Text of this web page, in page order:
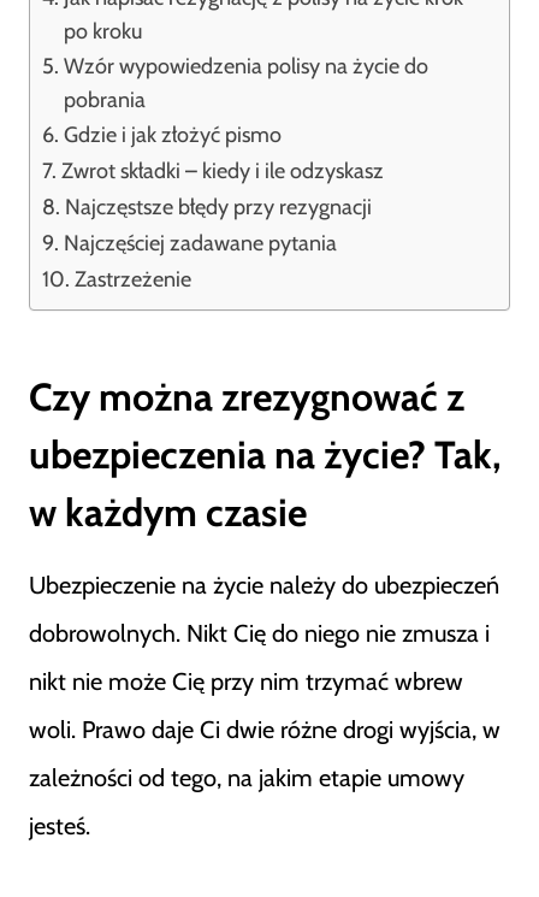
po kroku
Wzór wypowiedzenia polisy na życie do
pobrania
Gdzie i jak złożyć pismo
Zwrot składki – kiedy i ile odzyskasz
Najczęstsze błędy przy rezygnacji
Najczęściej zadawane pytania
Zastrzeżenie
Czy można zrezygnować z
ubezpieczenia na życie? Tak,
w każdym czasie
Ubezpieczenie na życie należy do ubezpieczeń
dobrowolnych. Nikt Cię do niego nie zmusza i
nikt nie może Cię przy nim trzymać wbrew
woli. Prawo daje Ci dwie różne drogi wyjścia, w
zależności od tego, na jakim etapie umowy
jesteś.